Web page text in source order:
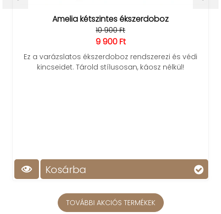
Amelia kétszintes ékszerdoboz
10 900 Ft
9 900 Ft
Ez a varázslatos ékszerdoboz rendszerezi és védi
kincseidet. Tárold stílusosan, káosz nélkül!
Kosárba
TOVÁBBI AKCIÓS TERMÉKEK